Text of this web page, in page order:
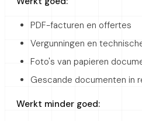
PDF-facturen en offertes
Vergunningen en
Foto's van papieren
Gescande documenten in
Werkt minder goed: